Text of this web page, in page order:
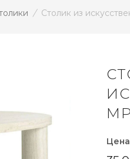
/ Столик из